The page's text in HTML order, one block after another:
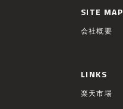
SITE MAP
会社概要
LINKS
楽天市場